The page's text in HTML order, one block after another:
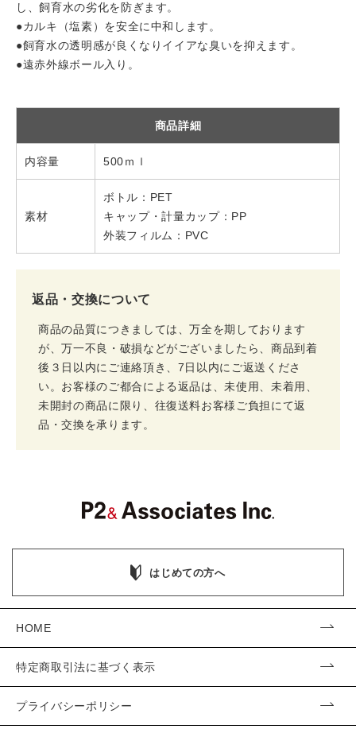
し、飼育水の劣化を防ぎます。
●カルキ（塩素）を安全に中和します。
●飼育水の透明感が良くなりイイアな臭いを抑えます。
●遠赤外線ボール入り。
商品詳細
内容量 500ｍｌ
素材
ボトル：PET
キャップ・計量カップ：PP
外装フィルム：PVC
返品・交換について
商品の品質につきましては、万全を期しております
が、万一不良・破損などがございましたら、商品到着
後３日以内にご連絡頂き、7日以内にご返送くださ
い。お客様のご都合による返品は、未使用、未着用、
未開封の商品に限り、往復送料お客様ご負担にて返
品・交換を承ります。
はじめての方へ
HOME
特定商取引法に基づく表示
プライバシーポリシー